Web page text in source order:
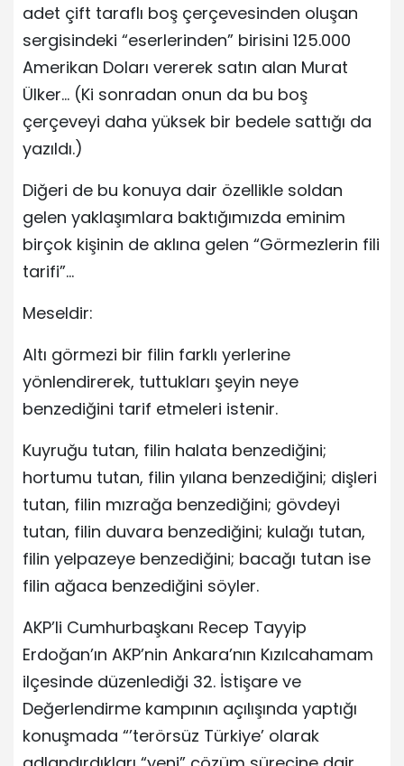
adet çift taraflı boş çerçevesinden oluşan
sergisindeki “eserlerinden” birisini 125.000
Amerikan Doları vererek satın alan Murat
Ülker… (Ki sonradan onun da bu boş
çerçeveyi daha yüksek bir bedele sattığı da
yazıldı.)
Diğeri de bu konuya dair özellikle soldan
gelen yaklaşımlara baktığımızda eminim
birçok kişinin de aklına gelen “Görmezlerin fili
tarifi”…
Meseldir:
Altı görmezi bir filin farklı yerlerine
yönlendirerek, tuttukları şeyin neye
benzediğini tarif etmeleri istenir.
Kuyruğu tutan, filin halata benzediğini;
hortumu tutan, filin yılana benzediğini; dişleri
tutan, filin mızrağa benzediğini; gövdeyi
tutan, filin duvara benzediğini; kulağı tutan,
filin yelpazeye benzediğini; bacağı tutan ise
filin ağaca benzediğini söyler.
AKP’li Cumhurbaşkanı Recep Tayyip
Erdoğan’ın AKP’nin Ankara’nın Kızılcahamam
ilçesinde düzenlediği 32. İstişare ve
Değerlendirme kampının açılışında yaptığı
konuşmada “’terörsüz Türkiye’ olarak